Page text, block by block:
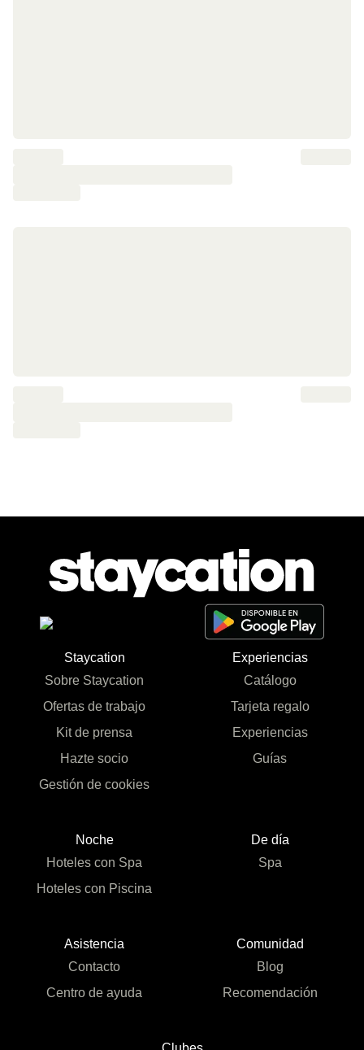
Staycation
Sobre Staycation
Ofertas de trabajo
Kit de prensa
Hazte socio
Gestión de cookies
Experiencias
Catálogo
Tarjeta regalo
Experiencias
Guías
Noche
Hoteles con Spa
Hoteles con Piscina
De día
Spa
Asistencia
Contacto
Centro de ayuda
Comunidad
Blog
Recomendación